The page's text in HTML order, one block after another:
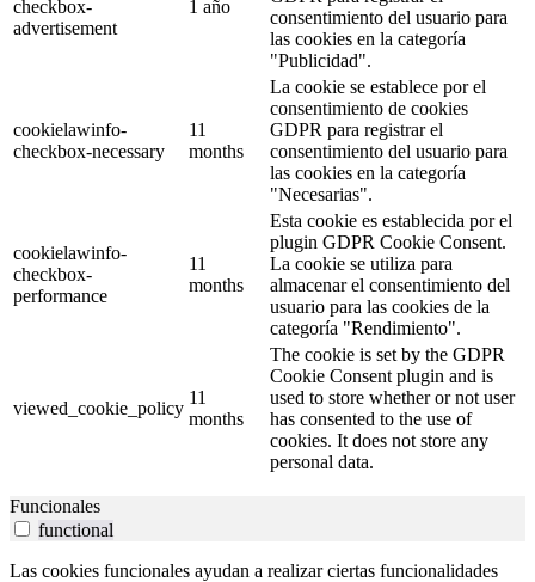
checkbox-
advertisement
1 año
consentimiento del usuario para
las cookies en la categoría
"Publicidad".
cookielawinfo-
checkbox-necessary
11
months
La cookie se establece por el
consentimiento de cookies
GDPR para registrar el
consentimiento del usuario para
las cookies en la categoría
"Necesarias".
cookielawinfo-
checkbox-
performance
11
months
Esta cookie es establecida por el
plugin GDPR Cookie Consent.
La cookie se utiliza para
almacenar el consentimiento del
usuario para las cookies de la
categoría "Rendimiento".
viewed_cookie_policy
11
months
The cookie is set by the GDPR
Cookie Consent plugin and is
used to store whether or not user
has consented to the use of
cookies. It does not store any
personal data.
Funcionales
functional
Las cookies funcionales ayudan a realizar ciertas funcionalidades